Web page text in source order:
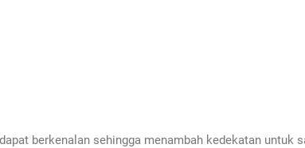
berkenalan sehingga menambah kedekatan untuk